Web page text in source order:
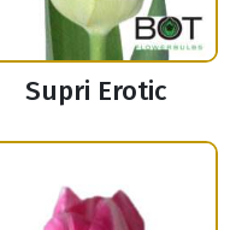
Supri Erotic